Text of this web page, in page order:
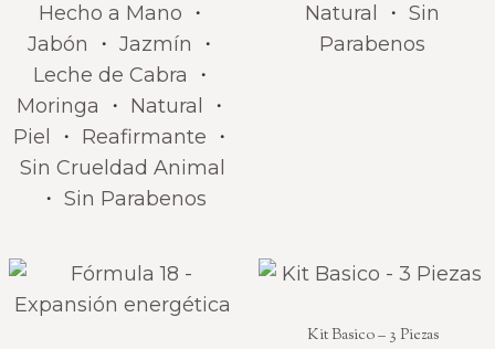
Hecho a Mano ・
Jabón ・ Jazmín ・
Leche de Cabra ・
Moringa ・ Natural
・
Piel
・ Reafirmante ・
Sin Crueldad Animal
・ Sin Parabenos
Natural
・ Sin
Parabenos
Kit Basico – 3 Piezas